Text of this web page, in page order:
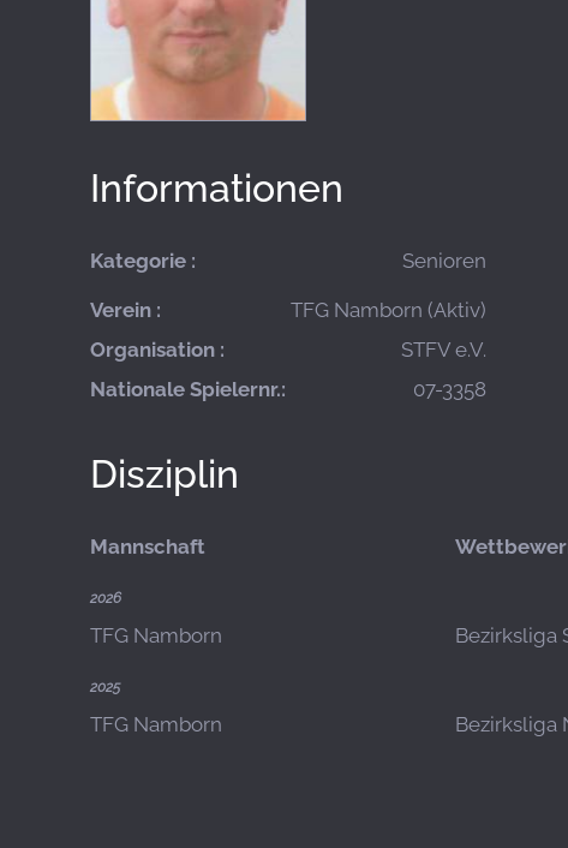
Informationen
Kategorie : Senioren
Verein :
TFG Namborn (Aktiv)
Organisation :
STFV e.V.
Nationale Spielernr.:
07-3358
Disziplin
Mannschaft
2026
TFG Namborn Bezirksliga
2025
TFG Namborn Bezirksliga